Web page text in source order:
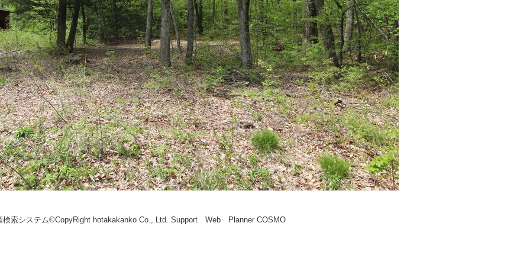
検索システム©CopyRight hotakakanko Co., Ltd. Support Web Planner COSMO